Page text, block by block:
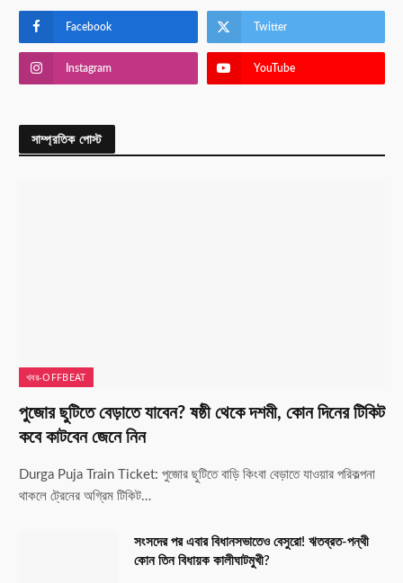
Facebook Twitter
Instagram YouTube
সাম্প্রতিক পোস্ট
খবর-OFFBEAT
পুজোর ছুটিতে বেড়াতে যাবেন? ষষ্ঠী থেকে দশমী, কোন দিনের টিকিট
কবে কাটবেন জেনে নিন
Durga Puja Train Ticket: পুজোর ছুটিতে বাড়ি কিংবা বেড়াতে যাওয়ার পরিকল্পনা
থাকলে ট্রেনের অগ্রিম টিকিট…
সংসদের পর এবার বিধানসভাতেও বেসুরো! ঋতব্রত-পন্থী
কোন তিন বিধায়ক কালীঘাটমুখী?